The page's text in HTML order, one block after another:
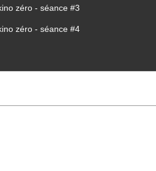
zéro - séance #3
zéro - séance #4